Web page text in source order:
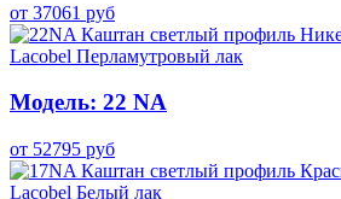
от 37061 руб
Модель: 22 NA
от 52795 руб